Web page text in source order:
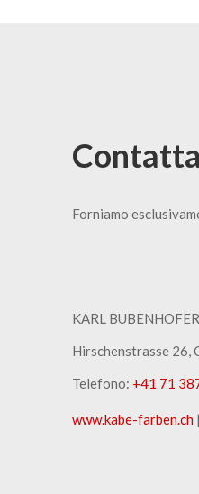
Forniamo
KARL
Hirschenstrasse 26,
Telefono: +41 71
www.kabe-farben.ch